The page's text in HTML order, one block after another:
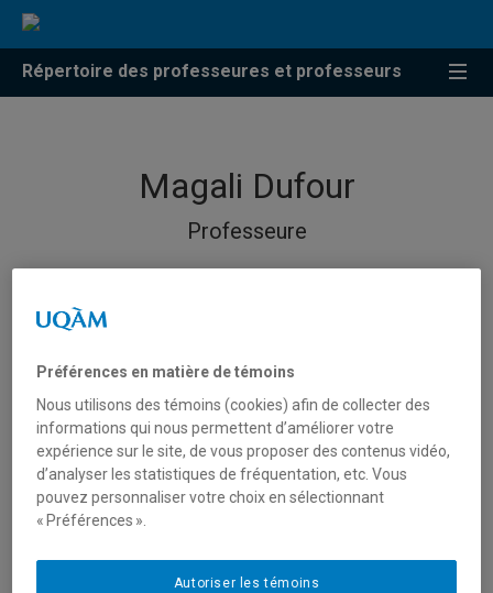
Répertoire des professeures et professeurs
Magali Dufour
Professeure
Préférences en matière de témoins
Nous utilisons des témoins (cookies) afin de collecter des
informations qui nous permettent d’améliorer votre
expérience sur le site, de vous proposer des contenus vidéo,
d’analyser les statistiques de fréquentation, etc. Vous
pouvez personnaliser votre choix en sélectionnant
« Préférences ».
Autoriser les témoins